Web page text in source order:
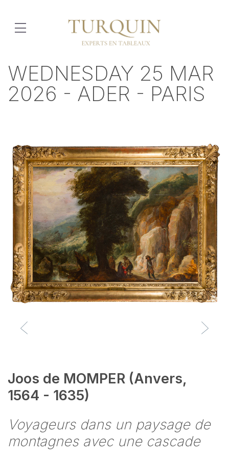
WEDNESDAY 25 MAR
2026 - ADER - PARIS
Joos de MOMPER (Anvers,
1564 - 1635)
Voyageurs dans un paysage de
montagnes avec une cascade